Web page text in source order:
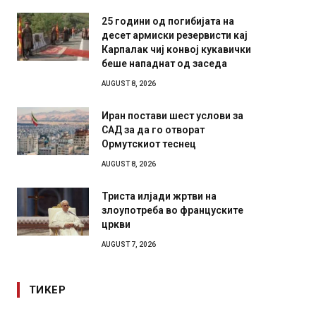
25 години од погибијата на
десет армиски резервисти кај
Карпалак чиј конвој кукавички
беше нападнат од заседа
AUGUST 8, 2026
Иран постави шест услови за
САД за да го отворат
Ормутскиот теснец
AUGUST 8, 2026
Триста илјади жртви на
злоупотреба во француските
цркви
AUGUST 7, 2026
ТИКЕР